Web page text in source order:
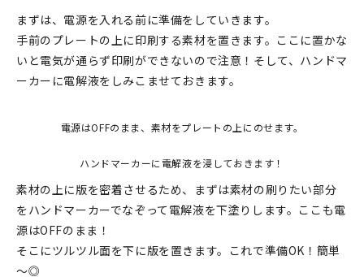
まずは、電源を入れる前に準備をしていきます。
手前のプレートの上に印刷する素材を置きます。ここに置かな
いと電気が通らず印刷ができないので注意！そして、ハンドマ
ーカーに電解液をしみこませておきます。
電源はOFFのまま、素材をプレートの上にのせます。
ハンドマーカーに電解液を浸しておきます！
素材の上に版を密着させるため、まずは素材の刷りたい部分
をハンドマーカーでなぞって電解液を下塗りします。ここも電
源はOFFのまま！
そこにツルツル面を下に版を置きます。これで準備OK！簡単
～◎